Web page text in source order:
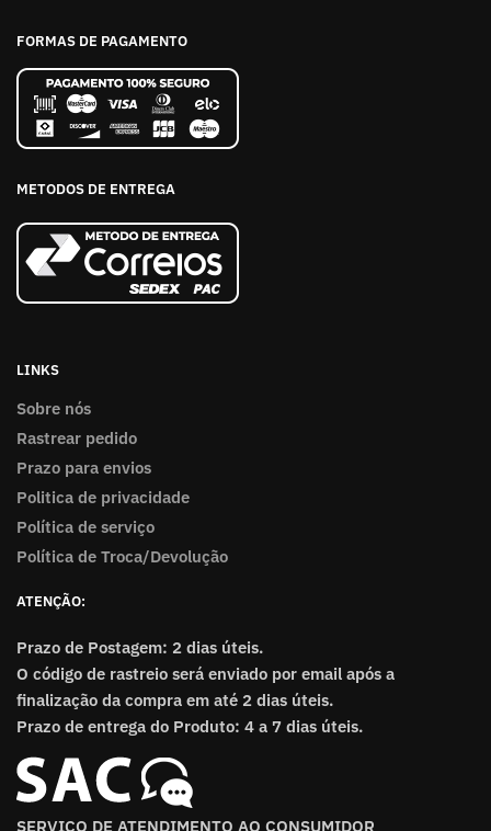
FORMAS DE PAGAMENTO
METODOS DE ENTREGA
LINKS
Sobre nós
Rastrear pedido
Prazo para envios
Politica de privacidade
Política de serviço
Política de Troca/Devolução
ATENÇÃO:
Prazo de Postagem: 2 dias úteis.
O código de rastreio será enviado por email após a
finalização da compra em até 2 dias úteis.
Prazo de entrega do Produto: 4 a 7 dias úteis.
SERVIÇO DE ATENDIMENTO AO CONSUMIDOR